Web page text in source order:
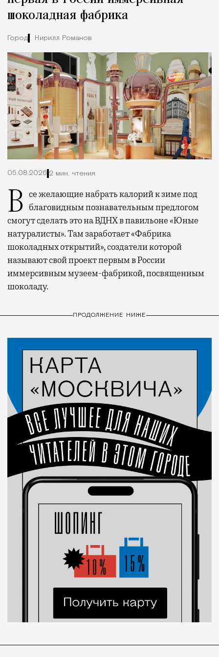
шоколадная фабрика
Город Кирилл Романов
05.08.2026 2 мин. чтения
Все желающие набрать калорий к зиме под благовидным познавательным предлогом
смогут сделать это на ВДНХ в павильоне «Юные
натуралисты». Там заработает «Фабрика
шоколадных открытий», создатели которой
называют свой проект первым в России
иммерсивным музеем-фабрикой, посвященным
шоколаду.
ПРОДОЛЖЕНИЕ НИЖЕ